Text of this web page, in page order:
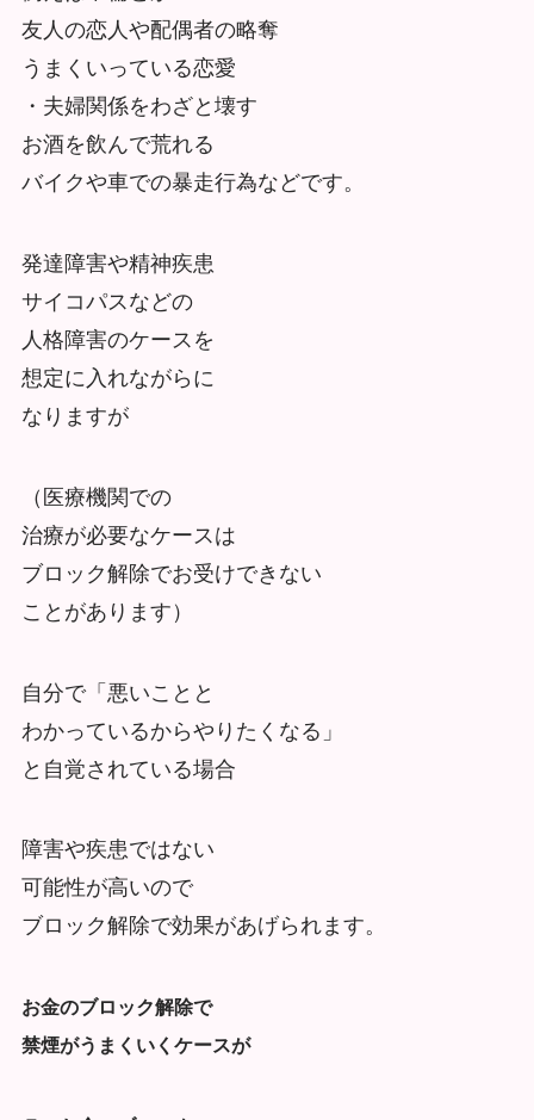
友人の恋人や配偶者の略奪
うまくいっている恋愛
・夫婦関係をわざと壊す
お酒を飲んで荒れる
バイクや車での暴走行為などです。
発達障害や精神疾患
サイコパスなどの
人格障害のケースを
想定に入れながらに
なりますが
（医療機関での
治療が必要なケースは
ブロック解除でお受けできない
ことがあります）
自分で「悪いことと
わかっているからやりたくなる」
と自覚されている場合
障害や疾患ではない
可能性が高いので
ブロック解除で効果があげられます。
お金のブロック解除で
禁煙がうまくいくケースが